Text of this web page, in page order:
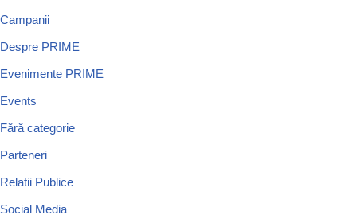
Campanii
Despre PRIME
Evenimente PRIME
Events
Fără categorie
Parteneri
Relatii Publice
Social Media